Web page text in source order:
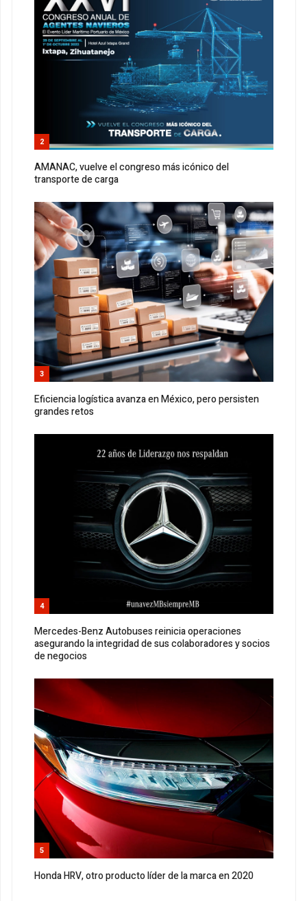
2
AMANAC, vuelve el congreso más icónico del
transporte de carga
3
Eficiencia logística avanza en México, pero persisten
grandes retos
4
Mercedes-Benz Autobuses reinicia operaciones
asegurando la integridad de sus colaboradores y socios
de negocios
5
Honda HRV, otro producto líder de la marca en 2020